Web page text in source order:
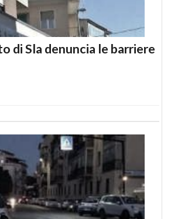
di Sla denuncia le barriere